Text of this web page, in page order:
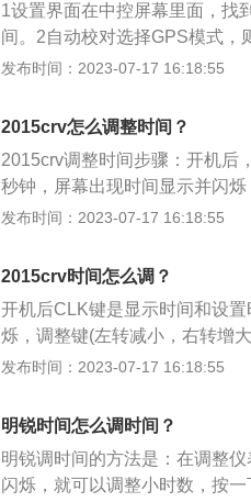
1设置界面在中控屏幕里面，找
间。2自动校对选择GPS模式，
还可以点一下，拉下来一个小格
发布时间：2023-07-17 16:18:55
2015crv怎么调整时间？
2015crv调整时间步骤：开机后
秒钟，屏幕出现时间显示并闪
转减小，右转增大。按个人需
前脸采用六边形前进气格栅并
内部结构经过重新调整，并加
分明显，不但采用了G-CON安
散，最大程度地保证车厢内的
系统，实现了同级车型中最高级
发布时间：2023-07-17 16:18:55
2015crv时间怎么调？
开机后CLK键是显示时间和设
烁，调整键(左转减小，右转增
间后再按CLK，几秒钟后无动
之一。除了之前的北京三菱欧
其上市之初，就以其超高的颜
本田CRV车身接近4.6米，轴距
气和时尚。底盘也足够的稳健
发布时间：2023-07-17 16:18:55
明锐时间怎么调时间？
明锐调时间的方法是：在调整
闪烁，就可以调整小时数，按